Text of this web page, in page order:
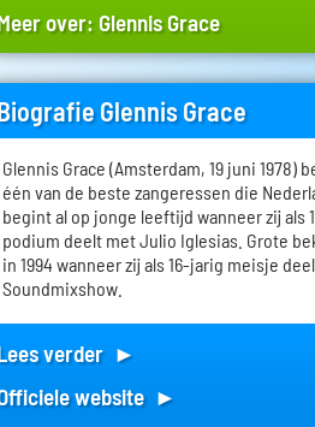
over: Glennis Grace
Glennis Grace
Glennis Grace (Amsterdam, 19 juni 1978)
één van de beste zangeressen die
begint al op jonge leeftijd wanneer zij als
podium deelt met Julio Iglesias. Grote
in 1994 wanneer zij als 16-jarig meisje
Soundmixshow.
verder ►
website ►